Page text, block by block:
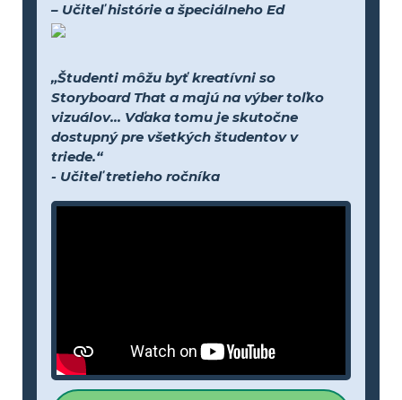
– Učiteľ histórie a špeciálneho Ed
„Študenti môžu byť kreatívni so
Storyboard That a majú na výber toľko
vizuálov... Vďaka tomu je skutočne
dostupný pre všetkých študentov v
triede.“
- Učiteľ tretieho ročníka